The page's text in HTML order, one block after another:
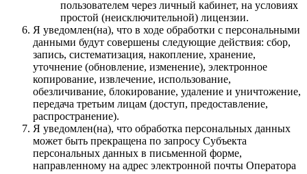
пользователем через личный кабинет, на условиях
простой (неисключительной) лицензии.
Я уведомлен(на), что в ходе обработки с персональными
данными будут совершены следующие действия: сбор,
запись, систематизация, накопление, хранение,
уточнение (обновление, изменение), электронное
копирование, извлечение, использование,
обезличивание, блокирование, удаление и уничтожение,
передача третьим лицам (доступ, предоставление,
распространение).
Я уведомлен(на), что обработка персональных данных
может быть прекращена по запросу Субъекта
персональных данных в письменной форме,
направленному на адрес электронной почты Оператора